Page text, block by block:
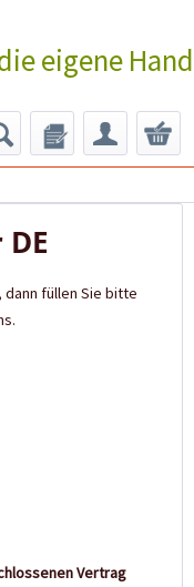
eigene Hand
füllen Sie bitte
Vertrag